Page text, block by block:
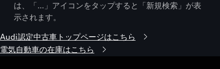
は、「…」アイコンをタップすると「新規検索」が表
示されます。
Audi認定中古車トップページはこちら
電気自動車の在庫はこちら